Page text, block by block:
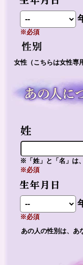
※必須
女性（こちらは女性専
※「姓」と「名」は
※必須
※必須
あの人の性別は、あ